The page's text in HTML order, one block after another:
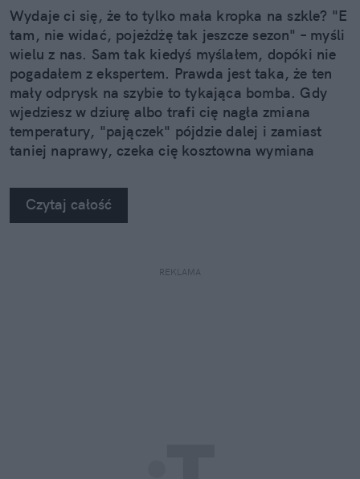
Wydaje ci się, że to tylko mała kropka na szkle? "E
tam, nie widać, pojeżdżę tak jeszcze sezon" – myśli
wielu z nas. Sam tak kiedyś myślałem, dopóki nie
pogadałem z ekspertem. Prawda jest taka, że ten
mały odprysk na szybie to tykająca bomba. Gdy
wjedziesz w dziurę albo trafi cię nagła zmiana
temperatury, "pajączek" pójdzie dalej i zamiast
taniej naprawy, czeka cię kosztowna wymiana
na własne oczy zobaczyć, jak profesjonaliści radzą
sobie z takimi uszkodzeniami.
Czytaj całość
REKLAMA